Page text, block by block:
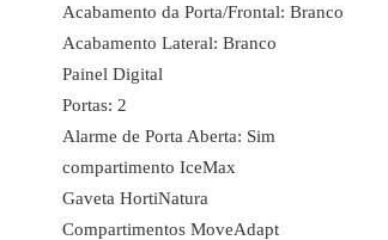
Acabamento da Porta/Frontal: Branco
Acabamento Lateral: Branco
Painel Digital
Portas: 2
Alarme de Porta Aberta: Sim
compartimento IceMax
Gaveta HortiNatura
Compartimentos MoveAdapt